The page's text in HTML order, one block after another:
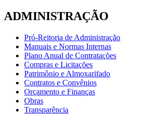
ADMINISTRAÇÃO
Pró-Reitoria de Administração
Manuais e Normas Internas
Plano Anual de Contratações
Compras e Licitações
Patrimônio e Almoxarifado
Contratos e Convênios
Orçamento e Finanças
Obras
Transparência